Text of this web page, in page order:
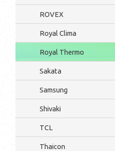
ROVEX
Royal Clima
Royal Thermo
Sakata
Samsung
Shivaki
TCL
Thaicon